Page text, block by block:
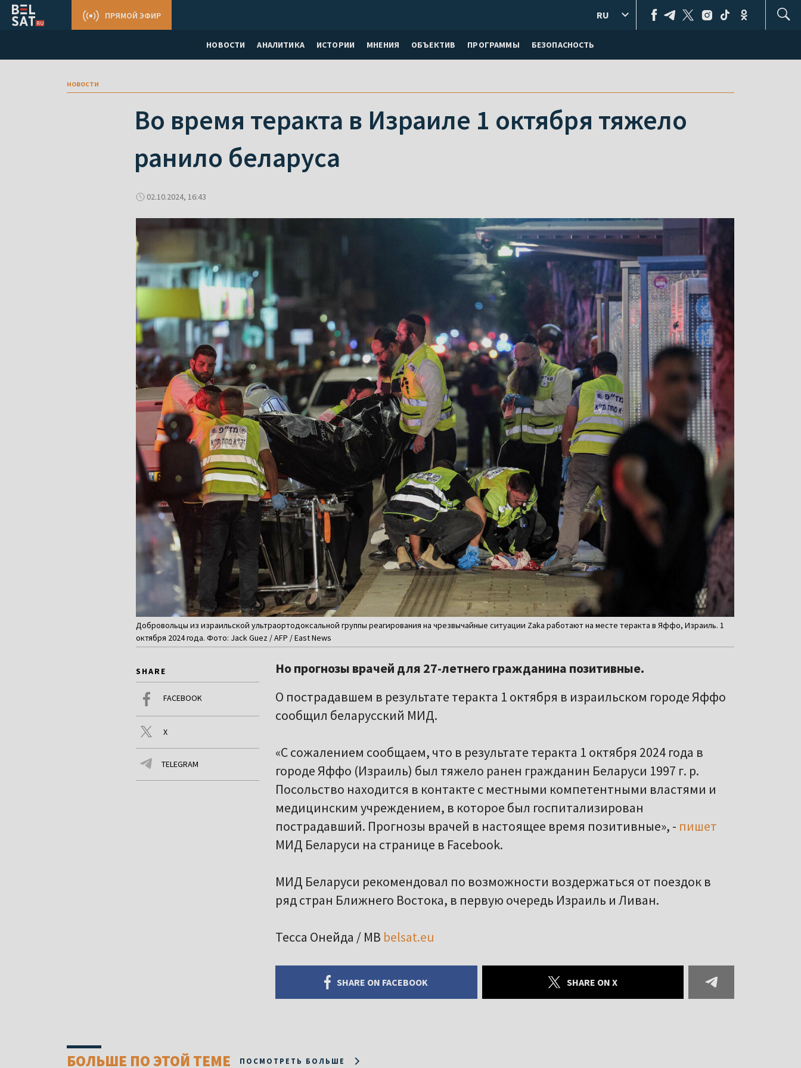
НОВОСТИ АНАЛИТИКА ИСТОРИИ МНЕНИЯ ОБЪЕКТИВ ПРОГРАММЫ БЕЗОПАСНОСТЬ
ПРЯМОЙ ЭФИР RU
новости
Во время теракта в Израиле 1 октября тяжело
ранило беларуса
02.10.2024, 16:43
Добровольцы из израильской ультраортодоксальной группы реагирования на чрезвычайные ситуации Zaka работают на месте теракта в Яффо, Израиль. 1
октября 2024 года. Фото: Jack Guez / AFP / East News
SHARE
FACEBOOK
X
TELEGRAM
Но прогнозы врачей для 27-летнего гражданина позитивные.
О пострадавшем в результате теракта 1 октября в израильском городе Яффо
сообщил беларусский МИД.
«С сожалением сообщаем, что в результате теракта 1 октября 2024 года в
городе Яффо (Израиль) был тяжело ранен гражданин Беларуси 1997 г. р.
Посольство находится в контакте с местными компетентными властями и
медицинским учреждением, в которое был госпитализирован
пострадавший. Прогнозы врачей в настоящее время позитивные», - пишет
МИД Беларуси на странице в Facebook.
МИД Беларуси рекомендовал по возможности воздержаться от поездок в
ряд стран Ближнего Востока, в первую очередь Израиль и Ливан.
Тесса Онейда / МВ belsat.eu
SHARE ON FACEBOOK SHARE ON X
БОЛЬШЕ ПО ЭТОЙ ТЕМЕ ПОСМОТРЕТЬ БОЛЬШЕ